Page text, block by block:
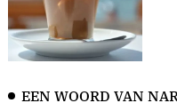
EEN WOORD VAN